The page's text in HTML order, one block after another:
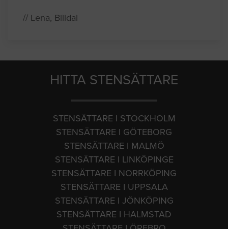
// Lena, Billdal
HITTA STENSÄTTARE
STENSÄTTARE I STOCKHOLM
STENSÄTTARE I GÖTEBORG
STENSÄTTARE I MALMÖ
STENSÄTTARE I LINKÖPINGE
STENSÄTTARE I NORRKÖPING
STENSÄTTARE I UPPSALA
STENSÄTTARE I JÖNKÖPING
STENSÄTTARE I HALMSTAD